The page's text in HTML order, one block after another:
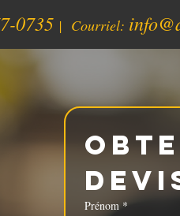
0735| Courriel:
Prénom *